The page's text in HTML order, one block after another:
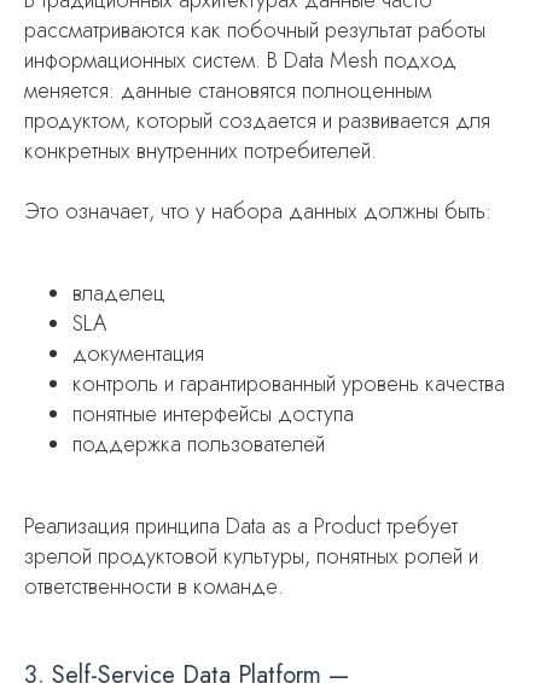
рассматриваются как побочный результат работы
информационных систем. В Data Mesh подход
меняется: данные становятся полноценным
продуктом, который создается и развивается для
конкретных внутренних потребителей.
Это означает, что у набора данных должны быть:
владелец
SLA
документация
контроль и гарантированный уровень качества
понятные интерфейсы доступа
поддержка пользователей
Реализация принципа Data as a Product требует
зрелой продуктовой культуры, понятных ролей и
ответственности в команде.
3. Self-Service Data Platform —